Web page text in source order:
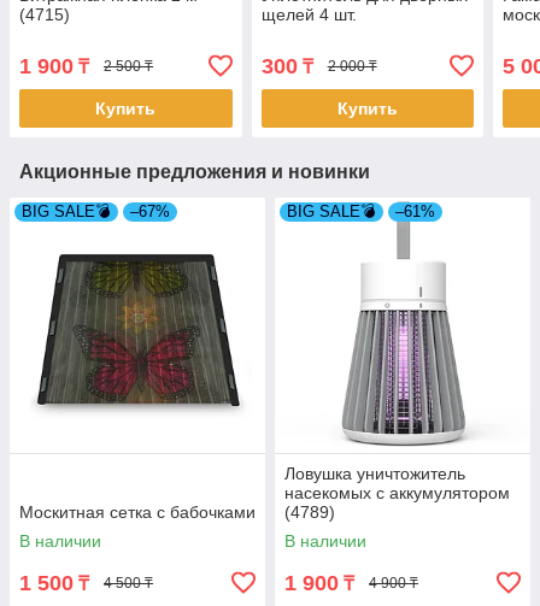
(4715)
1 900 ₸ 2 500 ₸
Купить
щелей 4 шт.
300₸ 2 000 ₸
Купить
5
Акционные предложения и новинки
BIG SALE💣 –67%
Москитная сетка с бабочками
В наличии
1 500 ₸ 4 500 ₸
BIG SALE💣 –61%
Ловушка уничтожитель
насекомых с аккумулятором
(4789)
В наличии
1 900 ₸ 4 900 ₸